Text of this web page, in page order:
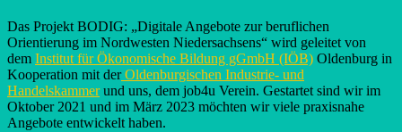
Das Projekt BODIG: „Digitale Angebote zur beruflichen
Orientierung im Nordwesten Niedersachsens“ wird geleitet von
dem Institut für Ökonomische Bildung gGmbH (IÖB) Oldenburg in
Kooperation mit derOldenburgischen Industrie- und
Handelskammerund uns, dem job4u Verein. Gestartet sind wir im
Oktober 2021 und im März 2023 möchten wir viele praxisnahe
Angebote entwickelt haben.